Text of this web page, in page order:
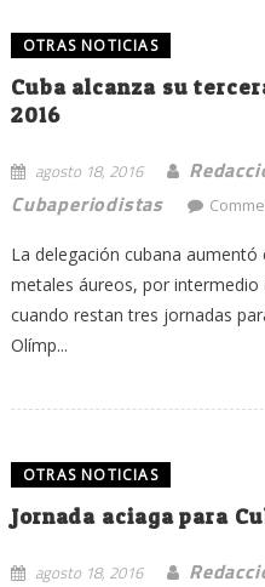
OTRAS NOTICIAS
Cuba alcanza su
2016
agosto 18, 2016
Cubaperiodistas
La delegación cubana
metales áureos, por intermedio
cuando restan tres jornadas
Olímp...
OTRAS NOTICIAS
Jornada aciaga para
agosto 18, 2016